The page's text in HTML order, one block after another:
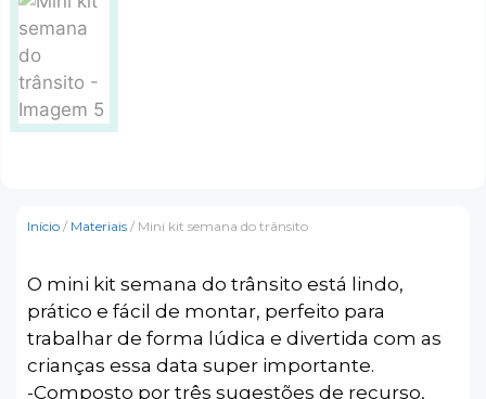
Início / Materiais / Mini kit semana do trânsito
O mini kit semana do trânsito está lindo,
prático e fácil de montar, perfeito para
trabalhar de forma lúdica e divertida com as
crianças essa data super importante.
-Composto por três sugestões de recurso,